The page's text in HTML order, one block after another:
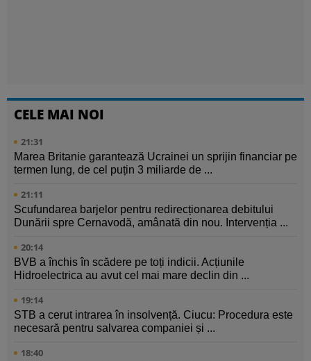
CELE MAI NOI
21:31
Marea Britanie garantează Ucrainei un sprijin financiar pe
termen lung, de cel puțin 3 miliarde de ...
21:11
Scufundarea barjelor pentru redirecționarea debitului
Dunării spre Cernavodă, amânată din nou. Intervenția ...
20:14
BVB a închis în scădere pe toți indicii. Acțiunile
Hidroelectrica au avut cel mai mare declin din ...
19:14
STB a cerut intrarea în insolvență. Ciucu: Procedura este
necesară pentru salvarea companiei și ...
18:40